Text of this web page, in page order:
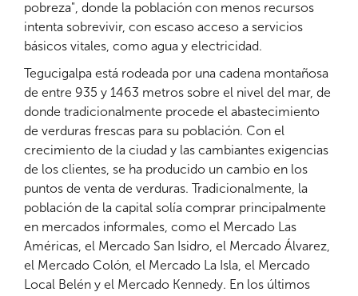
pobreza", donde la población con menos recursos
intenta sobrevivir, con escaso acceso a servicios
básicos vitales, como agua y electricidad.
Tegucigalpa está rodeada por una cadena montañosa
de entre 935 y 1463 metros sobre el nivel del mar, de
donde tradicionalmente procede el abastecimiento
de verduras frescas para su población. Con el
crecimiento de la ciudad y las cambiantes exigencias
de los clientes, se ha producido un cambio en los
puntos de venta de verduras. Tradicionalmente, la
población de la capital solía comprar principalmente
en mercados informales, como el Mercado Las
Américas, el Mercado San Isidro, el Mercado Álvarez,
el Mercado Colón, el Mercado La Isla, el Mercado
Local Belén y el Mercado Kennedy. En los últimos